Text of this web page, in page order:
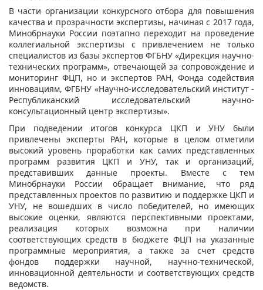
В части организации конкурсного отбора для повышения
качества и прозрачности экспертизы, начиная с 2017 года,
Минобрнауки России поэтапно переходит на проведение
коллегиальной экспертизы с привлечением не только
специалистов из базы экспертов ФГБНУ «Дирекция научно-
технических программ», отвечающей за сопровождение и
мониторинг ФЦП, но и экспертов РАН, Фонда содействия
инновациям, ФГБНУ «Научно-исследовательский институт -
Республиканский исследовательский научно-
консультационный центр экспертизы».
При подведении итогов конкурса ЦКП и УНУ были
привлечены эксперты РАН, которые в целом отметили
высокий уровень проработки как самих представленных
программ развития ЦКП и УНУ, так и организаций,
представивших данные проекты. Вместе с тем
Минобрнауки России обращает внимание, что ряд
представленных проектов по развитию и поддержке ЦКП и
УНУ, не вошедших в число победителей, но имеющих
высокие оценки, являются перспективными проектами,
реализация которых возможна при наличии
соответствующих средств в бюджете ФЦП на указанные
программные мероприятия, а также за счет средств
фондов поддержки научной, научно-технической,
инновационной деятельности и соответствующих средств
ведомств.